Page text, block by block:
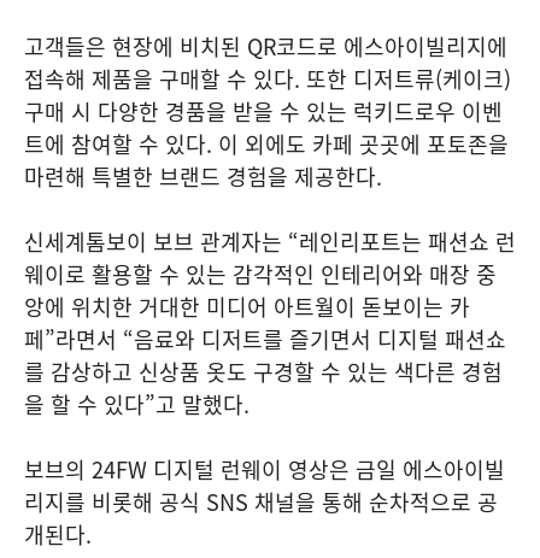
고객들은 현장에 비치된 QR코드로 에스아이빌리지에
접속해 제품을 구매할 수 있다. 또한 디저트류(케이크)
구매 시 다양한 경품을 받을 수 있는 럭키드로우 이벤
트에 참여할 수 있다. 이 외에도 카페 곳곳에 포토존을
마련해 특별한 브랜드 경험을 제공한다.
신세계톰보이 보브 관계자는 “레인리포트는 패션쇼 런
웨이로 활용할 수 있는 감각적인 인테리어와 매장 중
앙에 위치한 거대한 미디어 아트월이 돋보이는 카
페”라면서 “음료와 디저트를 즐기면서 디지털 패션쇼
를 감상하고 신상품 옷도 구경할 수 있는 색다른 경험
을 할 수 있다”고 말했다.
보브의 24FW 디지털 런웨이 영상은 금일 에스아이빌
리지를 비롯해 공식 SNS 채널을 통해 순차적으로 공
개된다.